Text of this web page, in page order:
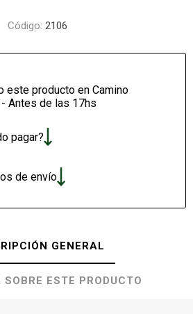
Código: 2106
este producto en Camino
Antes de las 17hs
pagar?
de envío
GENERAL
SOBRE ESTE PRODUCTO